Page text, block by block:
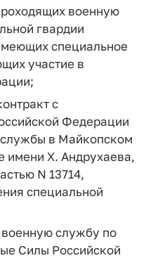
военную
гвардии
специальное
участие в
с
Федерации
в Майкопском
имени X. Андрухаева,
N 13714,
специальной
службу по
Силы Российской